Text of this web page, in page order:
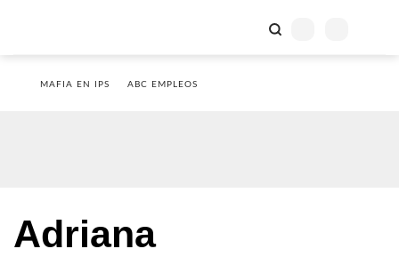
MAFIA EN IPS ABC EMPLEOS
Adriana